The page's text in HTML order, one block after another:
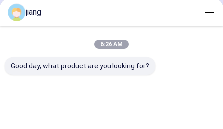
ons
ons
Site
Sitemap
Privacybeleid
Reserved.
jiang
6:26 AM
Good day, what product are you looking for?